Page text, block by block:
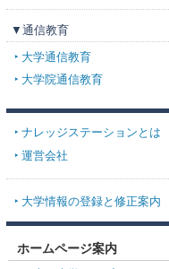
▼通信教育
大学通信教育
大学院通信教育
ナレッジステーションとは
運営会社
大学情報の登録と修正案内
ホームページ案内